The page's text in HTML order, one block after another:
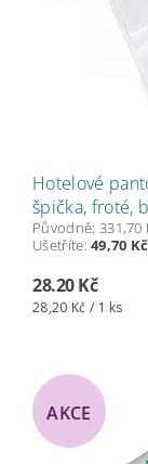
Hotelové
špička, froté,
Původně: 331,70
Ušetříte:49,70
28.20 Kč
28,20 Kč / 1 ks
AKCE